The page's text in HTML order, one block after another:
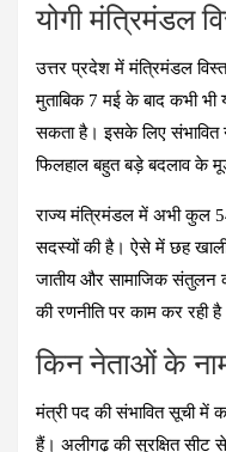
योगी मंत्रिमंडल
उत्तर प्रदेश में मंत्रिमंडल
मुताबिक 7 मई के बाद कभी भी
सकता है। इसके लिए संभावित
फिलहाल बहुत बड़े बदलाव के
राज्य मंत्रिमंडल में अभी कुल
सदस्यों की है। ऐसे में छह खाली
जातीय और सामाजिक संतुलन
की रणनीति पर काम कर रही
किन नेताओं के
मंत्री पद की संभावित सूची
हैं। अलीगढ़ की सुरक्षित सीट